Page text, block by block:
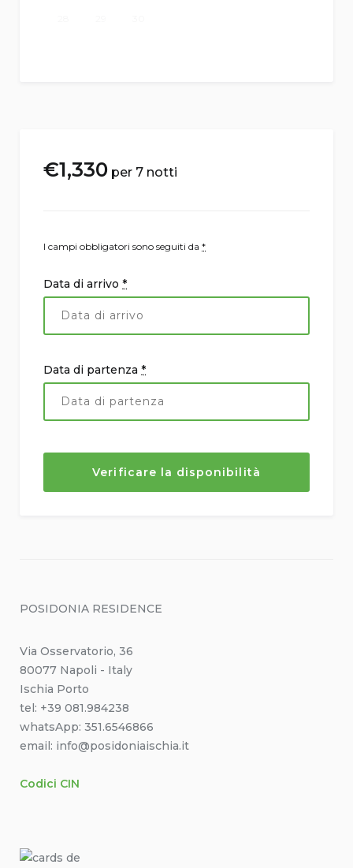
€1,330 per 7 notti
I campi obbligatori sono seguiti da *
Data di arrivo *
Data di partenza *
POSIDONIA RESIDENCE
Via Osservatorio, 36
80077 Napoli - Italy
Ischia Porto
tel: +39 081.984238
whatsApp: 351.6546866
email: info@posidoniaischia.it
Codici CIN